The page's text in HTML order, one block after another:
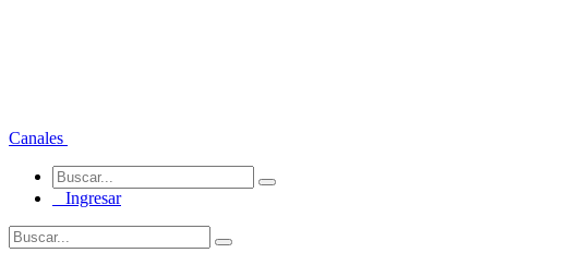
Canales
Ingresar